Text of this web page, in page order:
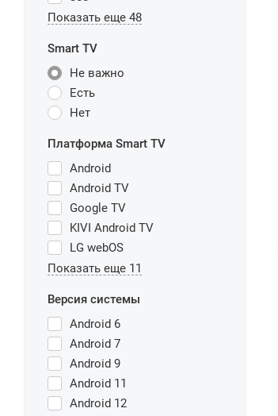
Показать еще 48
Smart TV
Не важно
Есть
Нет
Платформа Smart TV
Android
Android TV
Google TV
KIVI Android TV
LG webOS
Показать еще 11
Версия системы
Android 6
Android 7
Android 9
Android 11
Android 12